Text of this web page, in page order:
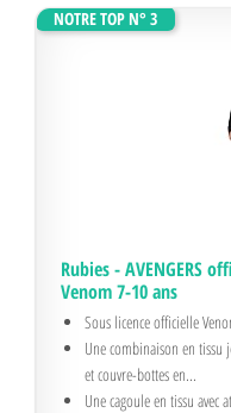
NOTRE TOP N° 3
Rubies - AVENGERS
Venom 7-10 ans
Sous licence officielle
Une combinaison en tissu
et couvre-bottes en...
Une cagoule en tissu avec